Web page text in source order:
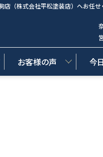
（株式会社平松塗装店）へお任せ
お客様の声 今